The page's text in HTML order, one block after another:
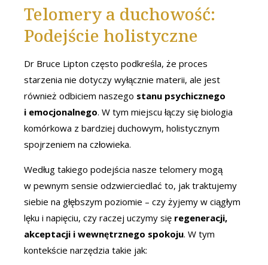
Telomery a duchowość:
Podejście holistyczne
Dr Bruce Lipton często podkreśla, że proces
starzenia nie dotyczy wyłącznie materii, ale jest
również odbiciem naszego stanu psychicznego
i emocjonalnego. W tym miejscu łączy się biologia
komórkowa z bardziej duchowym, holistycznym
spojrzeniem na człowieka.
Według takiego podejścia nasze telomery mogą
w pewnym sensie odzwierciedlać to, jak traktujemy
siebie na głębszym poziomie – czy żyjemy w ciągłym
lęku i napięciu, czy raczej uczymy się regeneracji,
akceptacji i wewnętrznego spokoju. W tym
kontekście narzędzia takie jak: